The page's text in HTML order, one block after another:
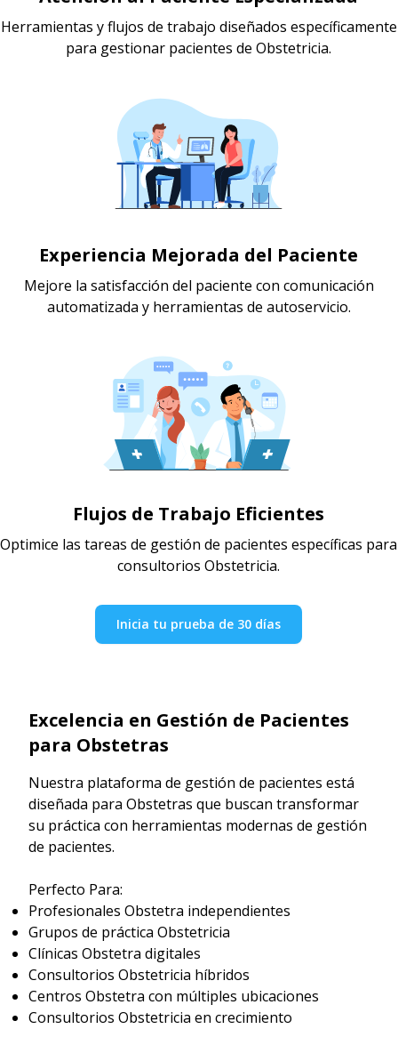
Herramientas y flujos de trabajo diseñados específicamente
para gestionar pacientes de Obstetricia.
Experiencia Mejorada del Paciente
Mejore la satisfacción del paciente con comunicación
automatizada y herramientas de autoservicio.
Flujos de Trabajo Eficientes
Optimice las tareas de gestión de pacientes específicas para
consultorios Obstetricia.
Inicia tu prueba de 30 días
Excelencia en Gestión de Pacientes
para Obstetras
Nuestra plataforma de gestión de pacientes está
diseñada para Obstetras que buscan transformar
su práctica con herramientas modernas de gestión
de pacientes.
Perfecto Para:
Profesionales Obstetra independientes
Grupos de práctica Obstetricia
Clínicas Obstetra digitales
Consultorios Obstetricia híbridos
Centros Obstetra con múltiples ubicaciones
Consultorios Obstetricia en crecimiento